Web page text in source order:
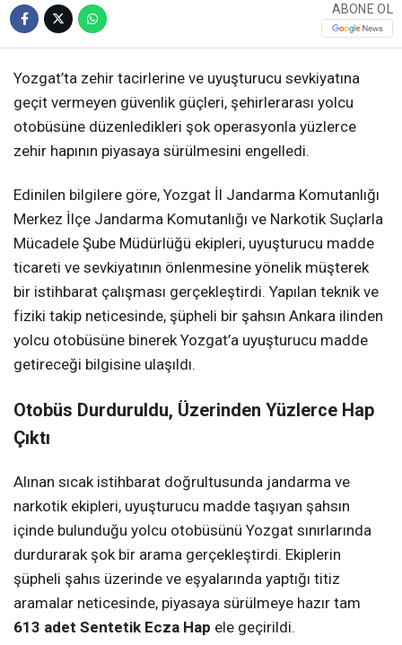
ABONE OL
Yozgat’ta zehir tacirlerine ve uyuşturucu sevkiyatına
geçit vermeyen güvenlik güçleri, şehirlerarası yolcu
otobüsüne düzenledikleri şok operasyonla yüzlerce
zehir hapının piyasaya sürülmesini engelledi.
Edinilen bilgilere göre, Yozgat İl Jandarma Komutanlığı
Merkez İlçe Jandarma Komutanlığı ve Narkotik Suçlarla
Mücadele Şube Müdürlüğü ekipleri, uyuşturucu madde
ticareti ve sevkiyatının önlenmesine yönelik müşterek
bir istihbarat çalışması gerçekleştirdi. Yapılan teknik ve
fiziki takip neticesinde, şüpheli bir şahsın Ankara ilinden
yolcu otobüsüne binerek Yozgat’a uyuşturucu madde
getireceği bilgisine ulaşıldı.
Otobüs Durduruldu, Üzerinden Yüzlerce Hap
Çıktı
Alınan sıcak istihbarat doğrultusunda jandarma ve
narkotik ekipleri, uyuşturucu madde taşıyan şahsın
içinde bulunduğu yolcu otobüsünü Yozgat sınırlarında
durdurarak şok bir arama gerçekleştirdi. Ekiplerin
şüpheli şahıs üzerinde ve eşyalarında yaptığı titiz
aramalar neticesinde, piyasaya sürülmeye hazır tam
613 adet Sentetik Ecza Hap ele geçirildi.